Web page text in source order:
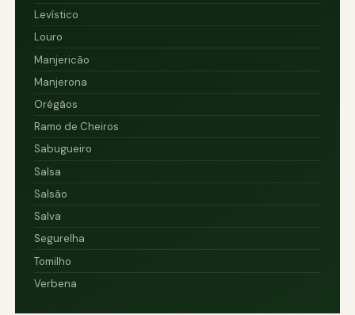
Levístico
Louro
Manjericão
Manjerona
Orégãos
Ramo de Cheiros
Sabugueiro
Salsa
Salsão
Salva
Segurelha
Tomilho
Verbena